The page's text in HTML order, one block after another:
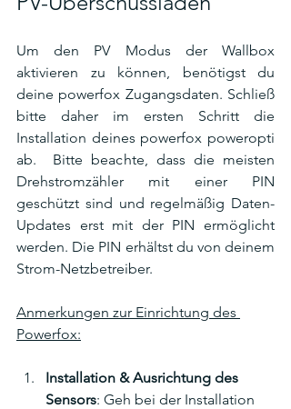
Um den PV Modus der Wallbox
aktivieren zu können, benötigst du
deine powerfox Zugangsdaten. Schließ
bitte daher im ersten Schritt die
Installation deines powerfox poweropti
ab.  Bitte beachte, dass die meisten
Drehstromzähler mit einer PIN
geschützt sind und regelmäßig Daten-
Updates erst mit der PIN ermöglicht
werden. Die PIN erhältst du von deinem
Strom-Netzbetreiber.
Anmerkungen zur Einrichtung des
Powerfox:
Installation & Ausrichtung des
Sensors: Geh bei der Installation